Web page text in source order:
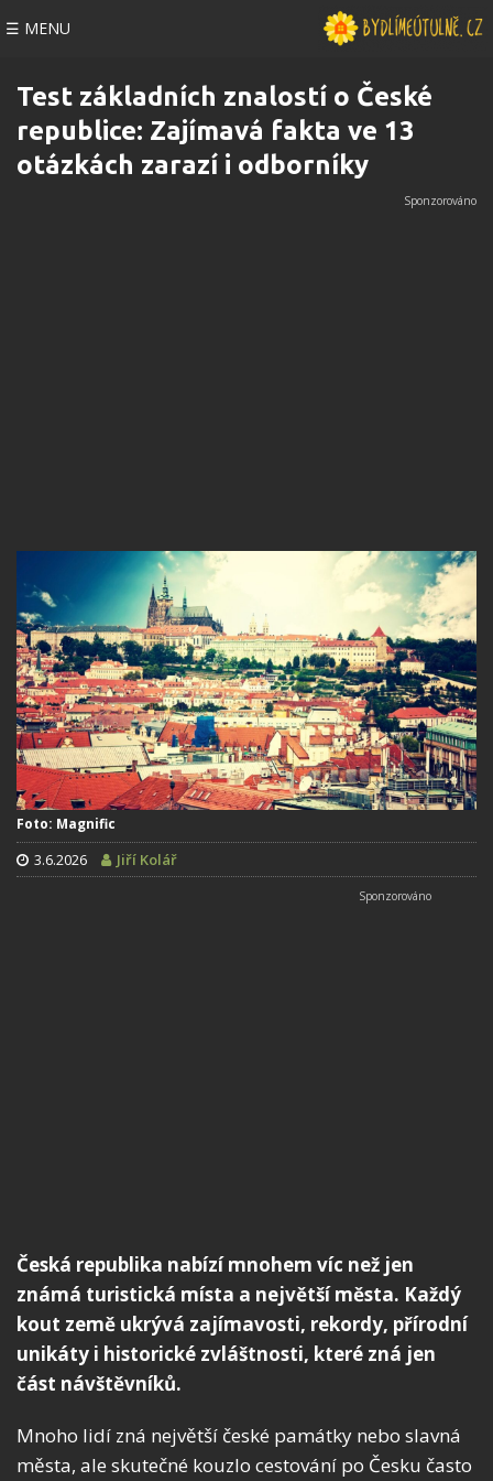
☰ MENU
Test základních znalostí o České
republice: Zajímavá fakta ve 13
otázkách zarazí i odborníky
Foto: Magnific
3.6.2026 Jiří Kolář
Česká republika nabízí mnohem víc než jen
známá turistická místa a největší města. Každý
kout země ukrývá zajímavosti, rekordy, přírodní
unikáty i historické zvláštnosti, které zná jen
část návštěvníků.
Mnoho lidí zná největší české památky nebo slavná
města, ale skutečné kouzlo cestování po Česku často